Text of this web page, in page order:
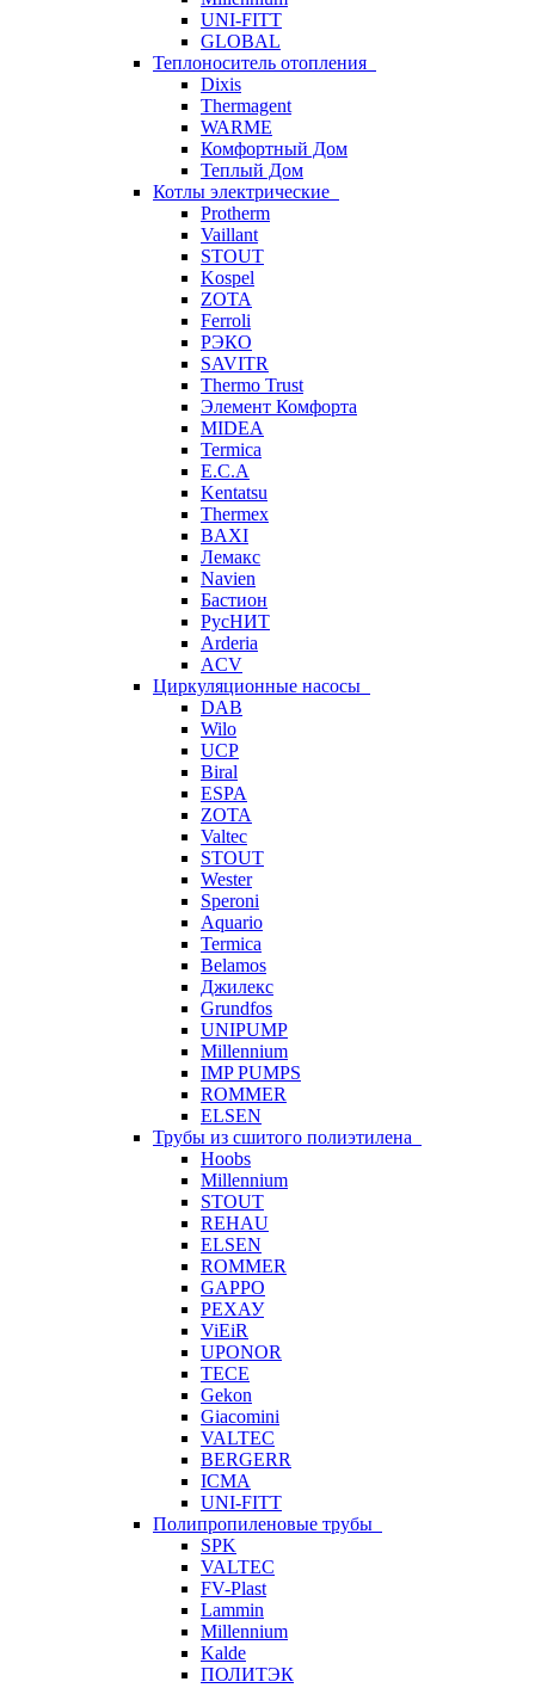
UNI-FITT
GLOBAL
Теплоноситель отопления
Dixis
Thermagent
WARME
Комфортный Дом
Теплый Дом
Котлы электрические
Protherm
Vaillant
STOUT
Kospel
ZOTA
Ferroli
РЭКО
SAVITR
Thermo Trust
Элемент Комфорта
MIDEA
Termica
E.C.A
Kentatsu
Thermex
BAXI
Лемакс
Navien
Бастион
РусНИТ
Arderia
ACV
Циркуляционные насосы
DAB
Wilo
UCP
Biral
ESPA
ZOTA
Valtec
STOUT
Wester
Speroni
Aquario
Termica
Belamos
Джилекс
Grundfos
UNIPUMP
Millennium
IMP PUMPS
ROMMER
ELSEN
Трубы из сшитого полиэтилена
Hoobs
Millennium
STOUT
REHAU
ELSEN
ROMMER
GAPPO
РЕХАУ
ViEiR
UPONOR
TECE
Gekon
Giacomini
VALTEC
BERGERR
ICMA
UNI-FITT
Полипропиленовые трубы
SPK
VALTEC
FV-Plast
Lammin
Millennium
Kalde
ПОЛИТЭК